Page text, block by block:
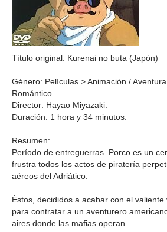
Título original: Kurenai no buta (Japón)
Género: Películas > Animación /
Romántico
Director: Hayao Miyazaki.
Duración: 1 hora y 34 minutos.
Resumen:
Período de entreguerras. Porco es un
frustra todos los actos de piratería
aéreos del Adriático.
Éstos, decididos a acabar con el
para contratar a un aventurero
aires donde las mafias operan.